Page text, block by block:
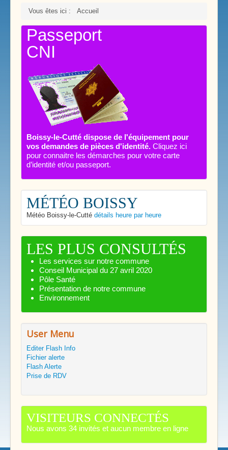
Vous êtes ici : Accueil
Passeport
CNI
Boissy-le-Cutté dispose de l'équipement pour
vos demandes de pièces d'identité. Cliquez ici
pour connaitre les démarches pour votre carte
d’identité et/ou passeport.
MÉTÉO BOISSY
Météo Boissy-le-Cutté détails heure par heure
LES PLUS CONSULTÉS
Les services sur notre commune
Conseil Municipal du 27 avril 2020
Pôle Santé
Présentation de notre commune
Environnement
User Menu
Editer Flash Info
Fichier alerte
Flash Alerte
Prise de RDV
VISITEURS CONNECTÉS
Nous avons 34 invités et aucun membre en ligne